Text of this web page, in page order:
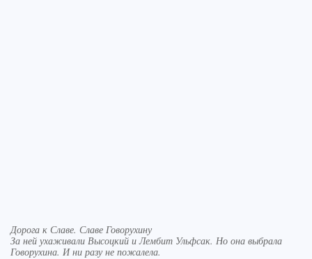
Дорога к Славе. Славе Говорухину
За ней ухаживали Высоцкий и Лембит Ульфсак. Но она выбрала
Говорухина. И ни разу не пожалела.